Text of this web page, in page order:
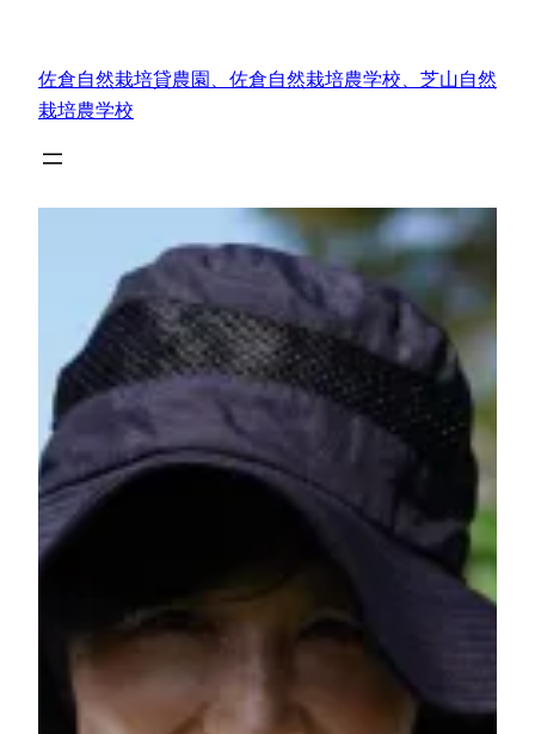
佐倉自然栽培貸農園、佐倉自然栽培農学校、芝山自然
栽培農学校